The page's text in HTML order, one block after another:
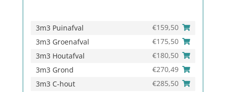
3m3 Puinafval €159,50
3m3 Groenafval
€175,50
3m3 Houtafval
€180,50
3m3 Grond
€270,49
3m3 C-hout
€285,50